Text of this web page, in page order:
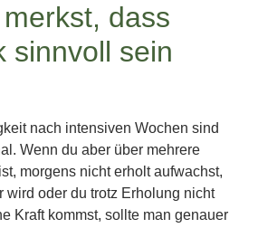
dass
sinnvoll sein
nach intensiven Wochen sind
Wenn du aber über mehrere
morgens nicht erholt aufwachst,
wird oder du trotz Erholung nicht
Kraft kommst, sollte man genauer